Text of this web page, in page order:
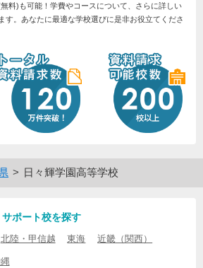
料)も可能！学費やコースについて、さらに詳しい
す。あなたに最適な学校選びに是非お役立てくださ
日々輝学園高等学校
ポート校を探す
北陸・甲信越 東海 近畿（関西）